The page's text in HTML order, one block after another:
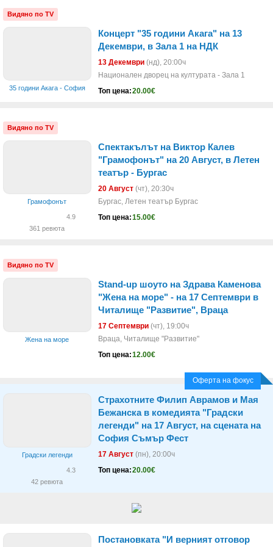
Видяно по TV
35 години Акага - София
Концерт "35 години Акага" на 13
Декември, в Зала 1 на НДК
13 Декември (нд), 20:00ч
Национален дворец на културата - Зала 1
Топ цена:20.00€
Видяно по TV
Грамофонът
4.9
361 ревюта
Спектакълът на Виктор Калев
"Грамофонът" на 20 Август, в Летен
театър - Бургас
20 Август (чт), 20:30ч
Бургас, Летен театър Бургас
Топ цена:15.00€
Видяно по TV
Жена на море
Stand-up шоуто на Здрава Каменова
"Жена на море" - на 17 Септември в
Читалище "Развитие", Враца
17 Септември (чт), 19:00ч
Враца, Читалище "Развитие"
Топ цена:12.00€
Оферта на фокус
Градски легенди
4.3
42 ревюта
Страхотните Филип Аврамов и Мая
Бежанска в комедията "Градски
легенди" на 17 Август, на сцената на
София Съмър Фест
17 Август (пн), 20:00ч
Топ цена:20.00€
Постановката "И верният отговор